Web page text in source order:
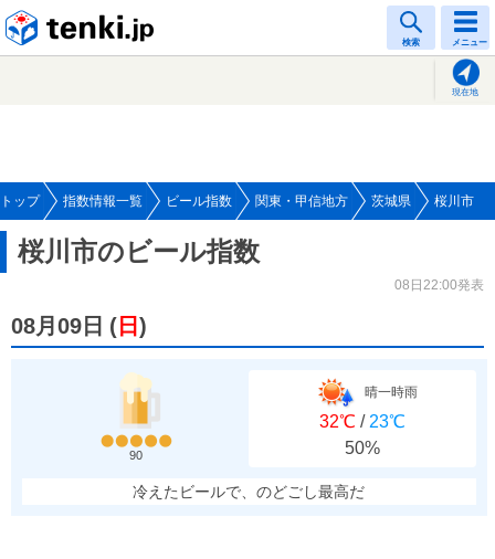
検索 メニュー
現在地
トップ 指数情報一覧 ビール指数 関東・甲信地方 茨城県 桜川市
桜川市のビール指数
08日22:00発表
08月09日 ( 日 )
90
晴一時雨
32℃ / 23℃
50%
冷えたビールで、のどごし最高だ